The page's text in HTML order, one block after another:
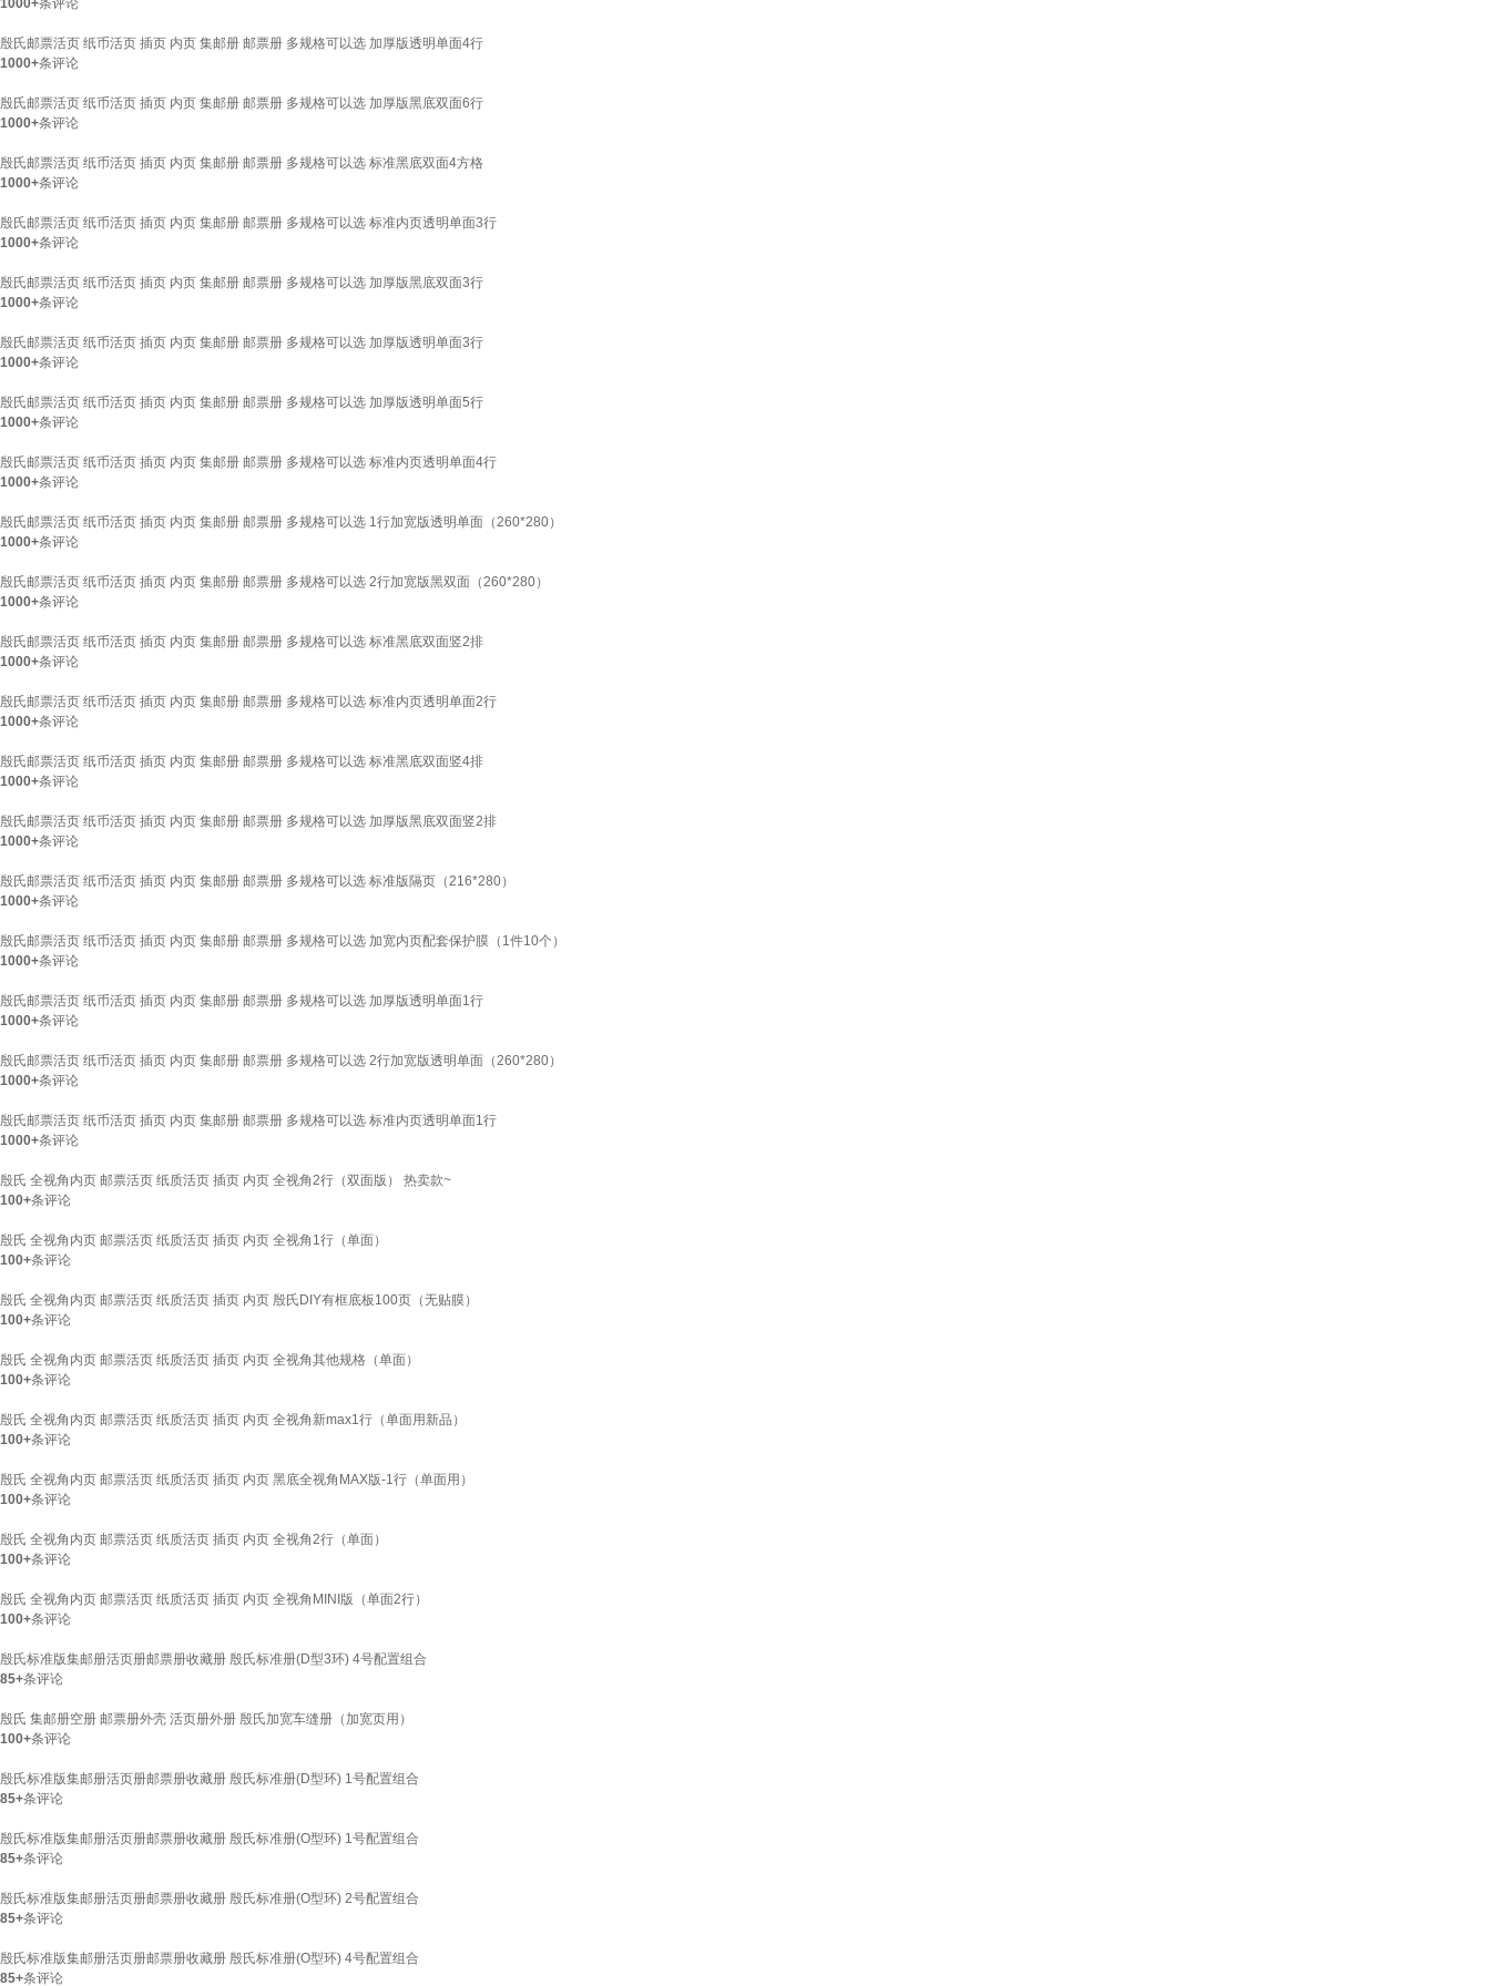
1000+条评论
殷氏邮票活页 纸币活页 插页 内页 集邮册 邮票册 多规格可以选 加厚版透明单面4行
1000+条评论
殷氏邮票活页 纸币活页 插页 内页 集邮册 邮票册 多规格可以选 加厚版黑底双面6行
1000+条评论
殷氏邮票活页 纸币活页 插页 内页 集邮册 邮票册 多规格可以选 标准黑底双面4方格
1000+条评论
殷氏邮票活页 纸币活页 插页 内页 集邮册 邮票册 多规格可以选 标准内页透明单面3行
1000+条评论
殷氏邮票活页 纸币活页 插页 内页 集邮册 邮票册 多规格可以选 加厚版黑底双面3行
1000+条评论
殷氏邮票活页 纸币活页 插页 内页 集邮册 邮票册 多规格可以选 加厚版透明单面3行
1000+条评论
殷氏邮票活页 纸币活页 插页 内页 集邮册 邮票册 多规格可以选 加厚版透明单面5行
1000+条评论
殷氏邮票活页 纸币活页 插页 内页 集邮册 邮票册 多规格可以选 标准内页透明单面4行
1000+条评论
殷氏邮票活页 纸币活页 插页 内页 集邮册 邮票册 多规格可以选 1行加宽版透明单面（260*280）
1000+条评论
殷氏邮票活页 纸币活页 插页 内页 集邮册 邮票册 多规格可以选 2行加宽版黑双面（260*280）
1000+条评论
殷氏邮票活页 纸币活页 插页 内页 集邮册 邮票册 多规格可以选 标准黑底双面竖2排
1000+条评论
殷氏邮票活页 纸币活页 插页 内页 集邮册 邮票册 多规格可以选 标准内页透明单面2行
1000+条评论
殷氏邮票活页 纸币活页 插页 内页 集邮册 邮票册 多规格可以选 标准黑底双面竖4排
1000+条评论
殷氏邮票活页 纸币活页 插页 内页 集邮册 邮票册 多规格可以选 加厚版黑底双面竖2排
1000+条评论
殷氏邮票活页 纸币活页 插页 内页 集邮册 邮票册 多规格可以选 标准版隔页（216*280）
1000+条评论
殷氏邮票活页 纸币活页 插页 内页 集邮册 邮票册 多规格可以选 加宽内页配套保护膜（1件10个）
1000+条评论
殷氏邮票活页 纸币活页 插页 内页 集邮册 邮票册 多规格可以选 加厚版透明单面1行
1000+条评论
殷氏邮票活页 纸币活页 插页 内页 集邮册 邮票册 多规格可以选 2行加宽版透明单面（260*280）
1000+条评论
殷氏邮票活页 纸币活页 插页 内页 集邮册 邮票册 多规格可以选 标准内页透明单面1行
1000+条评论
殷氏 全视角内页 邮票活页 纸质活页 插页 内页 全视角2行（双面版） 热卖款~
100+条评论
殷氏 全视角内页 邮票活页 纸质活页 插页 内页 全视角1行（单面）
100+条评论
殷氏 全视角内页 邮票活页 纸质活页 插页 内页 殷氏DIY有框底板100页（无贴膜）
100+条评论
殷氏 全视角内页 邮票活页 纸质活页 插页 内页 全视角其他规格（单面）
100+条评论
殷氏 全视角内页 邮票活页 纸质活页 插页 内页 全视角新max1行（单面用新品）
100+条评论
殷氏 全视角内页 邮票活页 纸质活页 插页 内页 黑底全视角MAX版-1行（单面用）
100+条评论
殷氏 全视角内页 邮票活页 纸质活页 插页 内页 全视角2行（单面）
100+条评论
殷氏 全视角内页 邮票活页 纸质活页 插页 内页 全视角MINI版（单面2行）
100+条评论
殷氏标准版集邮册活页册邮票册收藏册 殷氏标准册(D型3环) 4号配置组合
85+条评论
殷氏 集邮册空册 邮票册外壳 活页册外册 殷氏加宽车缝册（加宽页用）
100+条评论
殷氏标准版集邮册活页册邮票册收藏册 殷氏标准册(D型环) 1号配置组合
85+条评论
殷氏标准版集邮册活页册邮票册收藏册 殷氏标准册(O型环) 1号配置组合
85+条评论
殷氏标准版集邮册活页册邮票册收藏册 殷氏标准册(O型环) 2号配置组合
85+条评论
殷氏标准版集邮册活页册邮票册收藏册 殷氏标准册(O型环) 4号配置组合
85+条评论